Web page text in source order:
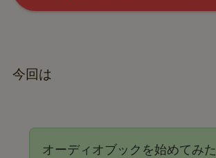
今回は
オーディオブックを始めてみた